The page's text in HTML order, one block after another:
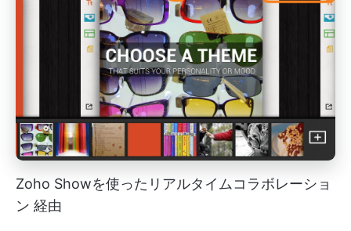
Zoho Showを使ったリアルタイムコラボレーショ
ン 経由